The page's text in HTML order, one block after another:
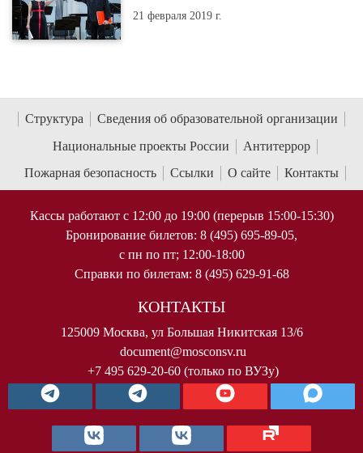
21 февраля 2019 г.
Структура
Сведения об образовательной организации
Национальные проекты России
Антитеррор
Пожарная безопасность
Ссылки О сайте Контакты
Кассы работают с 12:00 до 19:00 (перерыв 15:00-15:30)
Бронирование билетов: 8 (495) 695-89-05,
с пн по пт; 12:00-18:00
Справки по билетам: 8 (495) 629-91-68
КОНТАКТЫ
125009 Москва, ул Большая Никитская 13/6
document@mosconsv.ru
+7 495 629-20-60 (только по ВУЗу)